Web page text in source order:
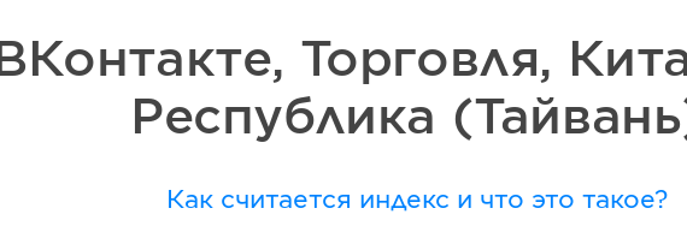
ВКонтакте, Торговля,
Республика
Как считается индекс и что это такое?